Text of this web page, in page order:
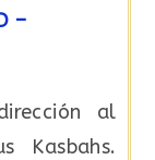
–
al
Kasbahs.